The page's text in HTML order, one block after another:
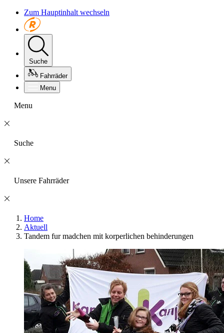
Zum Hauptinhalt wechseln
Suche
Fahrräder
Menu
Menu
Suche
Unsere Fahrräder
Home
Aktuell
Tandem fur madchen mit korperlichen behinderungen